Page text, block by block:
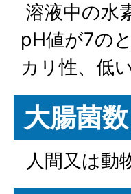
溶液中の水
pH値が7の
カリ性、低
大腸菌数
人間又は動